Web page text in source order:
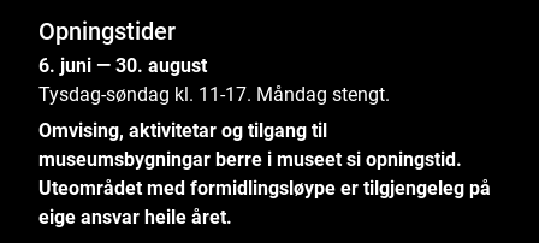
Opningstider
6. juni — 30. august
Tysdag-søndag kl. 11-17. Måndag stengt.
Omvising, aktivitetar og tilgang til
museumsbygningar berre i museet si opningstid.
Uteområdet med formidlingsløype er tilgjengeleg på
eige ansvar heile året.